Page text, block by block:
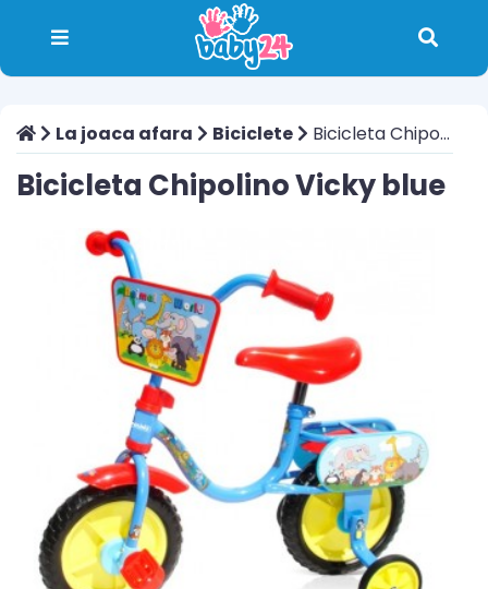
La joaca afara Biciclete Bicicleta Chipolino Vicky blue
Bicicleta Chipolino Vicky blue